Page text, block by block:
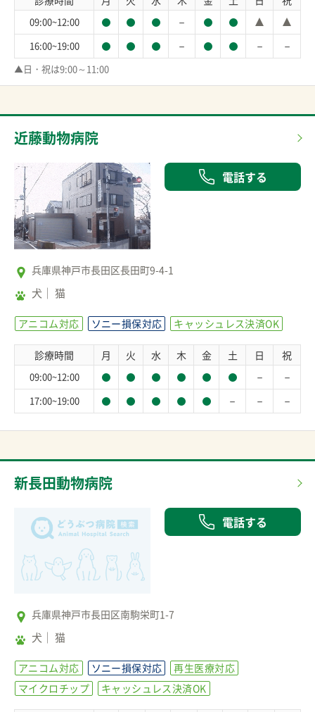
09:00~12:00 －
16:00~19:00 － － －
▲日・祝は9:00～11:00
近藤動物病院
電話する
兵庫県神戸市長田区長田町9-4-1
犬 猫
アニコム対応 ソニー損保対応 キャッシュレス決済OK
診療時間 月 火 水 木 金 土 日 祝
09:00~12:00 － －
17:00~19:00 － － －
新長田動物病院
電話する
兵庫県神戸市長田区南駒栄町1-7
犬 猫
アニコム対応 ソニー損保対応
再生医療対応
マイクロチップ
キャッシュレス決済OK